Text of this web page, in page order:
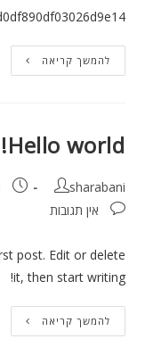
להמשך קריאה
Hello
מרץ 7,
אין תגובות
first post. Edit or
it, then start
להמשך קריאה